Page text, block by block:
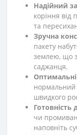
Надійний
коріння від
та
Зручна
пакету
землею, що
саджанця.
нормальний
швидкого
Готовність
чи
наповніть